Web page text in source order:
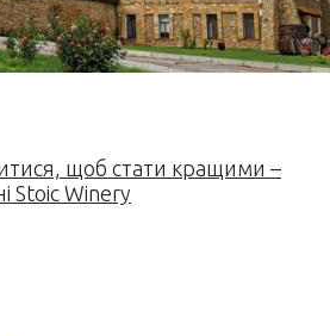
щоб стати кращими –
Stoic Winery